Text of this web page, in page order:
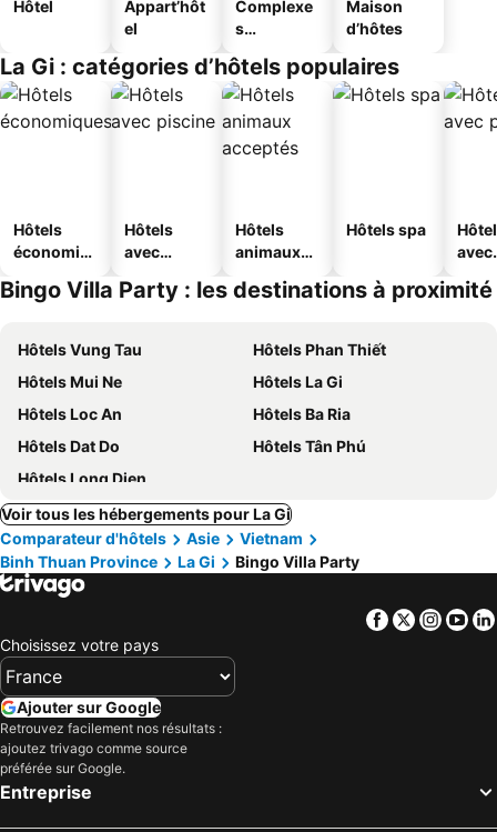
Hôtel
Appart’hôt
el
Complexe
s
s
Maison
d’hôtes
La Gi : catégories d’hôtels populaires
Hôtels
économiq
Hôtels
avec
Hôtels
animaux
Hôtels spa
avec
Bingo Villa Party : les destinations à proximité
Hôtels Vung Tau
Hôtels Phan Thiết
Hôtels Mui Ne
Hôtels La Gi
Hôtels Loc An
Hôtels Ba Ria
Hôtels Dat Do
Hôtels Tân Phú
Hôtels Long Dien
Voir tous les hébergements pour La Gi
Comparateur d'hôtels
Asie
Vietnam
Binh Thuan Province
La Gi Bingo Villa Party
Facebook
Twitter
Choisissez votre pays
Ajouter sur Google
Retrouvez facilement nos résultats :
ajoutez trivago comme source
préférée sur Google.
Entreprise